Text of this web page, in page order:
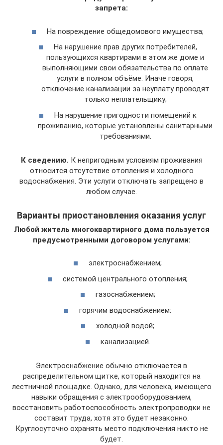
запрета:
На повреждение общедомового имущества;
На нарушение прав других потребителей,
пользующихся квартирами в этом же доме и
выполняющими свои обязательства по оплате
услуги в полном объёме. Иначе говоря,
отключение канализации за неуплату проводят
только неплательщику;
На нарушение пригодности помещений к
проживанию, которые установлены санитарными
требованиями.
К сведению. К непригодным условиям проживания
относится отсутствие отопления и холодного
водоснабжения. Эти услуги отключать запрещено в
любом случае.
Варианты приостановления оказания услуг
Любой житель многоквартирного дома пользуется
предусмотренными договором услугами:
электроснабжением;
системой центрального отопления;
газоснабжением;
горячим водоснабжением:
холодной водой;
канализацией.
Электроснабжение обычно отключается в
распределительном щитке, который находится на
лестничной площадке. Однако, для человека, имеющего
навыки обращения с электрооборудованием,
восстановить работоспособность электропроводки не
составит труда, хотя это будет незаконно.
Круглосуточно охранять место подключения никто не
будет.